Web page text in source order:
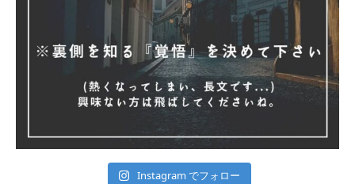
Instagram でフォロー